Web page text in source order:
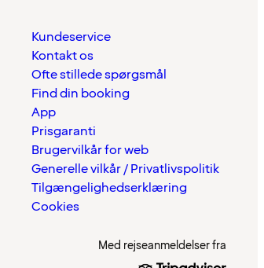
Kundeservice
Kontakt os
Ofte stillede spørgsmål
Find din booking
App
Prisgaranti
Brugervilkår for web
Generelle vilkår / Privatlivspolitik
Tilgængelighedserklæring
Cookies
Med rejseanmeldelser fra